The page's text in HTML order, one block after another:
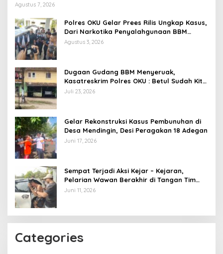
Agustus 7, 2026
Polres OKU Gelar Prees Rilis Ungkap Kasus,
Dari Narkotika Penyalahgunaan BBM
Hingga Kasus Korupsi
Agustus 3, 2026
Dugaan Gudang BBM Menyeruak,
Kasatreskrim Polres OKU : Betul Sudah Kita
Pasang Police Line
Juli 23, 2026
Gelar Rekonstruksi Kasus Pembunuhan di
Desa Mendingin, Desi Peragakan 18 Adegan
Juni 17, 2026
Sempat Terjadi Aksi Kejar – Kejaran,
Pelarian Wawan Berakhir di Tangan Tim
Opsnal Polsek Lubuk Batang, Kaki
Juni 11, 2026
Categories